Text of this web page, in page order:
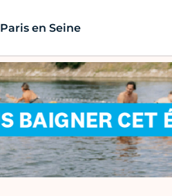
Paris en Seine